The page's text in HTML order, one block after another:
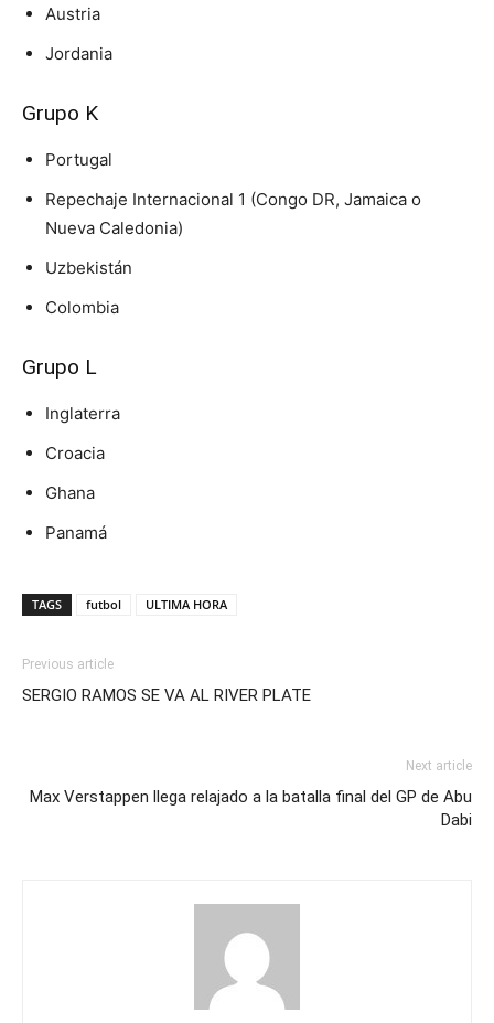
Austria
Jordania
Grupo K
Portugal
Repechaje Internacional 1 (Congo DR, Jamaica o
Nueva Caledonia)
Uzbekistán
Colombia
Grupo L
Inglaterra
Croacia
Ghana
Panamá
TAGS futbol ULTIMA HORA
Previous article
SERGIO RAMOS SE VA AL RIVER PLATE
Next article
Max Verstappen llega relajado a la batalla final del GP de Abu
Dabi